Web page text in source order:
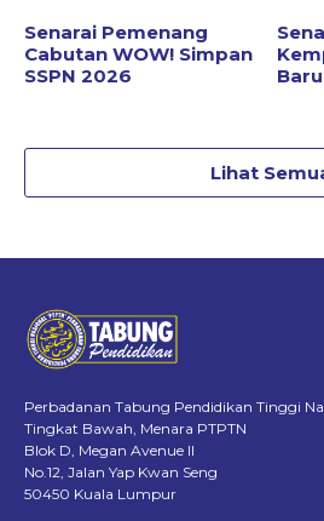
Senarai Pemenang
Cabutan WOW! Simpan
SSPN 2026
Lihat
Perbadanan Tabung Pendidikan Tinggi
Tingkat Bawah, Menara PTPTN
Blok D, Megan Avenue II
No.12, Jalan Yap Kwan Seng
50450 Kuala Lumpur